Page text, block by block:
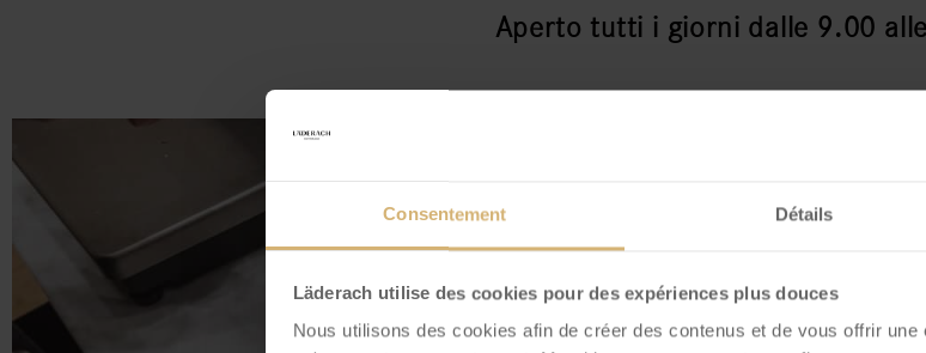
Consentement Détails
Läderach utilise des cookies pour des expériences plus douces
Nous utilisons des cookies afin de créer des contenus et de vous offrir
Aperto tutti i giorni dalle 9.00